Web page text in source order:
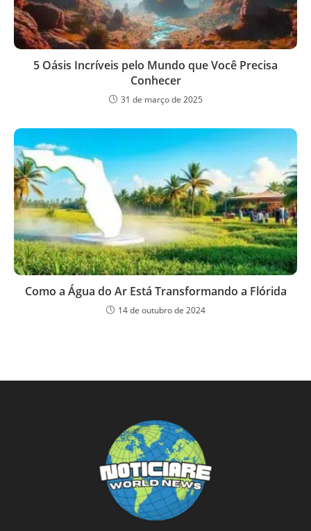
5 Oásis Incríveis pelo Mundo que Você Precisa
Conhecer
31 de março de 2025
Como a Água do Ar Está Transformando a Flórida
14 de outubro de 2024